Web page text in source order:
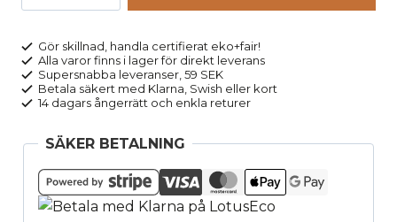
bomull
JOSEPH
naturvit
mängd
Gör skillnad, handla certifierat eko+fair!
Alla varor finns i lager för direkt leverans
Supersnabba leveranser, 59 SEK
Betala säkert med Klarna, Swish eller kort
14 dagars ångerrätt och enkla returer
SÄKER BETALNING